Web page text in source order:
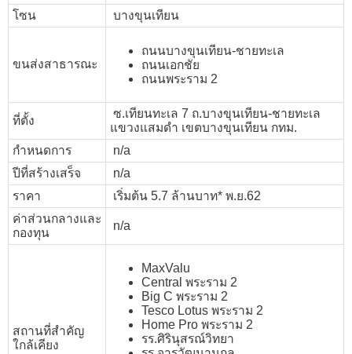
โซน
บางขุนเทียน
ขนส่งสาธารณะ
ถนนบางขุนเทียน-ชายทะเล
ถนนเอกชัย
ถนนพระราม 2
ที่ตั้ง
ซ.เทียนทะเล 7 ถ.บางขุนเทียน-ชายทะเล
แขวงแสมดำ เขตบางขุนเทียน กทม.
กำหนดการ
n/a
ปีที่สร้างเสร็จ
n/a
ราคา
เริ่มต้น 5.7 ล้านบาท* พ.ย.62
ค่าส่วนกลางและ
กองทุน
n/a
สถานที่สำคัญ
ใกล้เคียง
MaxValu
Central พระราม 2
Big C พระราม 2
Tesco Lotus พระราม 2
Home Pro พระราม 2
รร.ศิรินุสรณ์วิทยา